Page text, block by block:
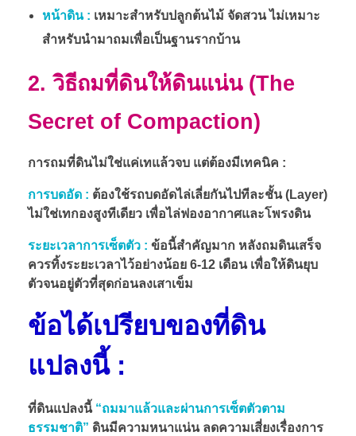
หน้าดิน : เหมาะสำหรับปลูกต้นไม้ จัดสวน ไม่เหมาะ
สำหรับนำมาถมเพื่อเป็นฐานรากบ้าน
2. วิธีถมที่ดินให้ดินแน่น (The
Secret of Compaction)
การถมที่ดินไม่ใช่แค่เทแล้วจบ แต่ต้องมีเทคนิค :
การบดอัด : ต้องใช้รถบดอัดไล่เลี่ยกันไปทีละชั้น (Layer)
ไม่ใช่เทกองสูงทีเดียว เพื่อไล่ฟองอากาศและโพรงดิน
ระยะเวลาการเซ็ตตัว : ข้อนี้สำคัญมาก หลังถมดินเสร็จ
ควรทิ้งระยะเวลาไว้อย่างน้อย 6-12 เดือน เพื่อให้ดินยุบ
ตัวจนอยู่ตัวที่สุดก่อนลงเสาเข็ม
ข้อได้เปรียบของที่ดิน
แปลงนี้ :
ที่ดินแปลงนี้ “ถมมาแล้วและผ่านการเซ็ตตัวตาม
ธรรมชาติ” ดินมีความหนาแน่น ลดความเสี่ยงเรื่องการ